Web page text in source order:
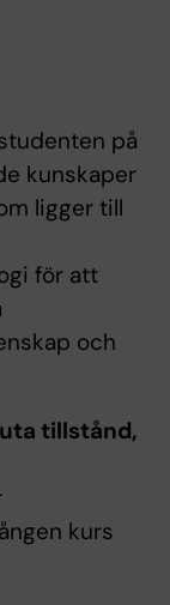
på
kunskaper
ligger till
för att
och
tillstånd,
kurs